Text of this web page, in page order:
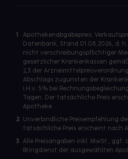
1
Apothekenabgabepreis:
Datenbank, Stand 01.08.2026, d.
nicht verschreibungspflichtiger
gesetzlicher Krankenkassen gemäß
2,3 der
Abschlags zugunsten der
i.H.v. 5% bei
Tagen. Der tatsächliche Preis
Apotheke.
2 Unverbindliche Preisempfehlung
tatsächliche Preis erscheint nach
3 Alle Preisangaben inkl. MwSt., ggf.
Bringdienst der ausgewählten